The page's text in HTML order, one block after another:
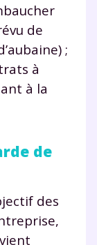
de
;
à
à la
de
des